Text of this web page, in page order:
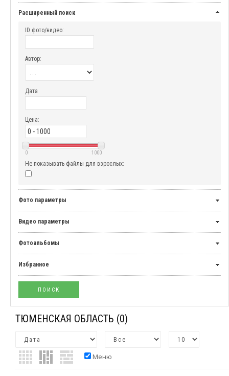
Расширенный поиск
ID фото/видео:
Автор:
Дата
Цена:
0 1000
Не показывать файлы для взрослых:
Фото параметры
Видео параметры
Фотоальбомы
Избранное
ТЮМЕНСКАЯ ОБЛАСТЬ (0)
Меню